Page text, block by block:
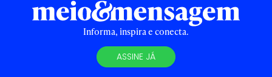
Informa, inspira e conecta.
ASSINE JÁ